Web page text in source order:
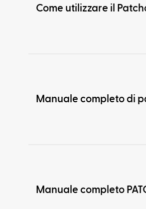
Come utilizzare il
Manuale completo di
Manuale completo